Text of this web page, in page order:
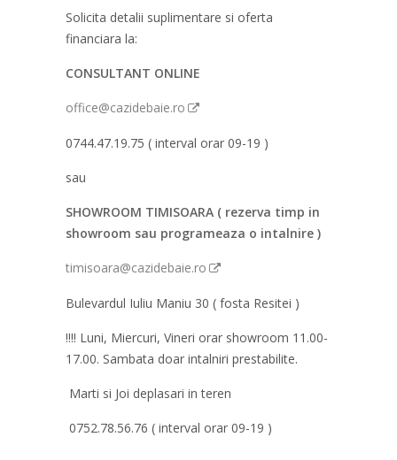
Solicita detalii suplimentare si oferta
financiara la:
CONSULTANT ONLINE
office@cazidebaie.ro
0744.47.19.75 ( interval orar 09-19 )
sau
SHOWROOM TIMISOARA ( rezerva timp in
showroom sau programeaza o intalnire )
timisoara@cazidebaie.ro
Bulevardul Iuliu Maniu 30 ( fosta Resitei )
!!!! Luni, Miercuri, Vineri orar showroom 11.00-
17.00. Sambata doar intalniri prestabilite.
Marti si Joi deplasari in teren
0752.78.56.76 ( interval orar 09-19 )